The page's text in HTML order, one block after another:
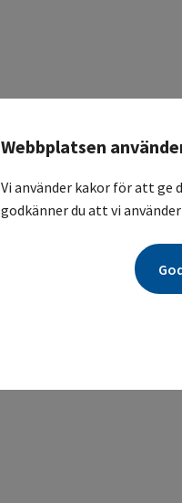
Webbplatsen
Vi använder kakor för att ge
godkänner du att vi